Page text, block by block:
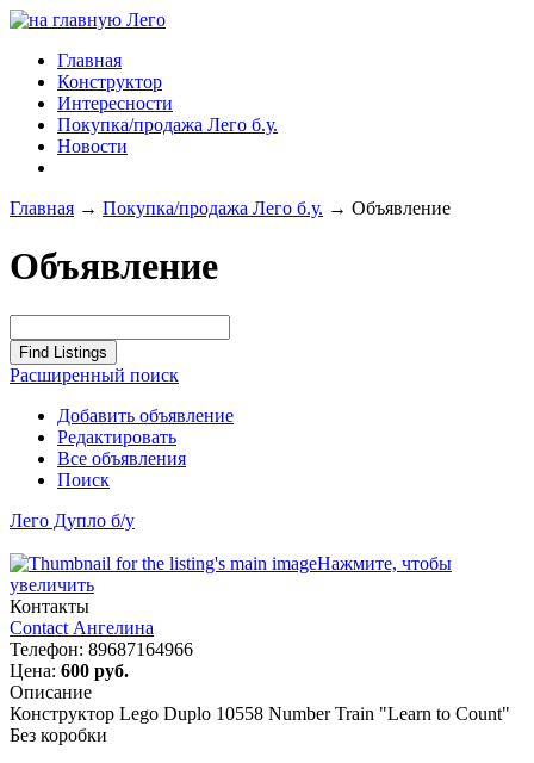
Главная
Конструктор
Интересности
Покупка/продажа Лего б.у.
Новости
Главная → Покупка/продажа Лего б.у. → Объявление
Объявление
Расширенный поиск
Добавить объявление
Редактировать
Все объявления
Поиск
Лего Дупло б/у
Нажмите, чтобы
увеличить
Контакты
Contact Ангелина
Телефон: 89687164966
Цена: 600 руб.
Описание
Конструктор Lego Duplo 10558 Number Train "Learn to Count"
Без коробки